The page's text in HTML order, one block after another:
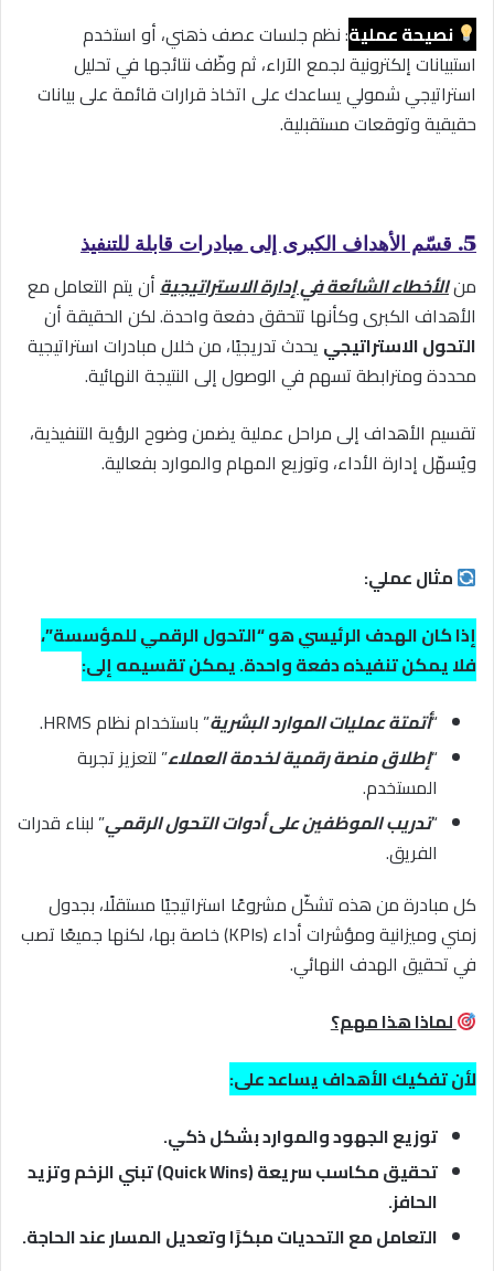
نصيحة عملية: نظم جلسات عصف ذهني، أو استخدم
استبيانات إلكترونية لجمع الآراء، ثم وظّف نتائجها في تحليل
استراتيجي شمولي يساعدك على اتخاذ قرارات قائمة على بيانات
حقيقية وتوقعات مستقبلية.
5. قسّم الأهداف الكبرى إلى مبادرات قابلة للتنفيذ
منالأخطاء الشائعة في إدارة الاستراتيجيةأن يتم التعامل مع
الأهداف الكبرى وكأنها تتحقق دفعة واحدة. لكن الحقيقة أن
التحول الاستراتيجي يحدث تدريجيًا، من خلال مبادرات استراتيجية
محددة ومترابطة تسهم في الوصول إلى النتيجة النهائية.
تقسيم الأهداف إلى مراحل عملية يضمن وضوح الرؤية التنفيذية،
ويُسهّل إدارة الأداء، وتوزيع المهام والموارد بفعالية.
مثال عملي:
إذا كان الهدف الرئيسي هو “التحول الرقمي للمؤسسة”،
فلا يمكن تنفيذه دفعة واحدة. يمكن تقسيمه إلى:
“أتمتة عمليات الموارد البشرية” باستخدام نظام HRMS.
“إطلاق منصة رقمية لخدمة العملاء” لتعزيز تجربة
المستخدم.
“تدريب الموظفين على أدوات التحول الرقمي” لبناء قدرات
الفريق.
كل مبادرة من هذه تشكّل مشروعًا استراتيجيًا مستقلًا، بجدول
زمني وميزانية ومؤشرات أداء (KPIs) خاصة بها، لكنها جميعًا تصب
في تحقيق الهدف النهائي.
لماذا هذا مهم؟
لأن تفكيك الأهداف يساعد على:
توزيع الجهود والموارد بشكل ذكي.
تحقيق مكاسب سريعة (Quick Wins) تبني الزخم وتزيد
الحافز.
التعامل مع التحديات مبكرًا وتعديل المسار عند الحاجة.